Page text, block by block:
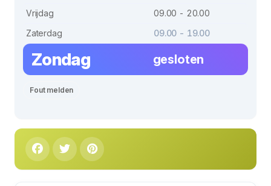
Vrijdag
09.00 - 20.00
Zaterdag
09.00 - 19.00
Zondag gesloten
Fout melden